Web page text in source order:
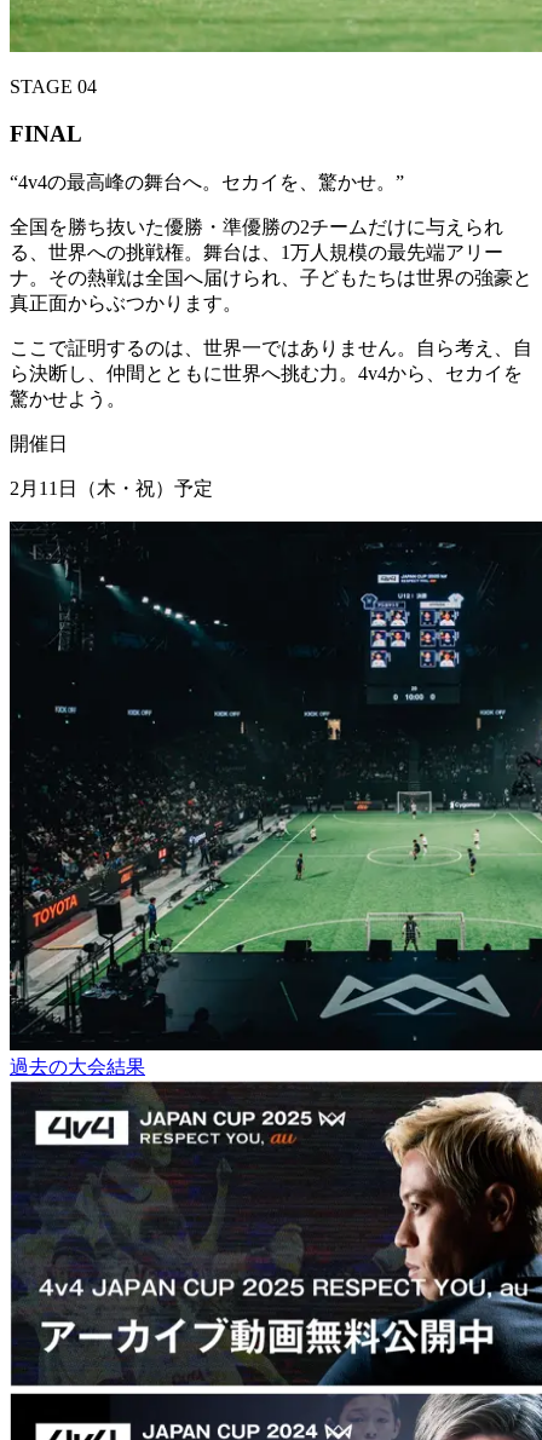
STAGE 04
FINAL
“4v4の最高峰の舞台へ。セカイを、驚かせ。 ”
全国を勝ち抜いた優勝・準優勝の2チームだけに与えられ
る、世界への挑戦権。舞台は、1万人規模の最先端アリー
ナ。その熱戦は全国へ届けられ、子どもたちは世界の強豪と
真正面からぶつかります。
ここで証明するのは、世界一ではありません。自ら考え、自
ら決断し、仲間とともに世界へ挑む力。4v4から、セカイを
驚かせよう。
開催日
2月11日（木・祝）予定
過去の大会結果